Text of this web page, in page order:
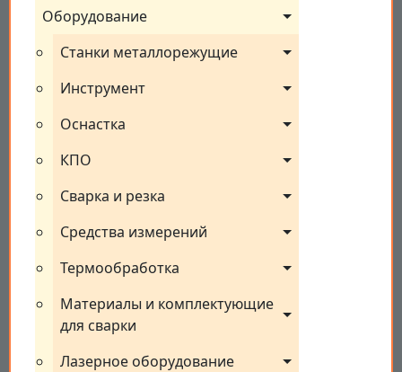
Оборудование
Станки металлорежущие
Инструмент
Оснастка
КПО
Сварка и резка
Средства измерений
Термообработка
Материалы и комплектующие
для сварки
Лазерное оборудование